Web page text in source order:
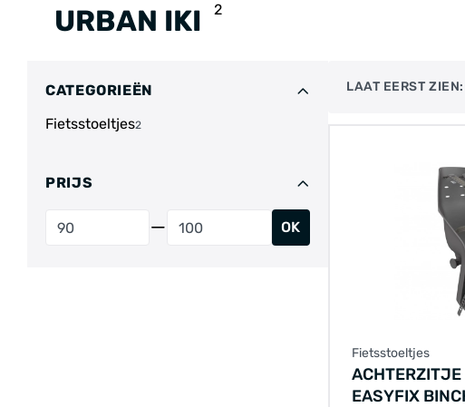
URBAN IKI 2
CATEGORIEËN
Fietsstoeltjes2
PRIJS
OK
LAAT EERST ZIEN:
Fietsstoeltjes
EASYFIX